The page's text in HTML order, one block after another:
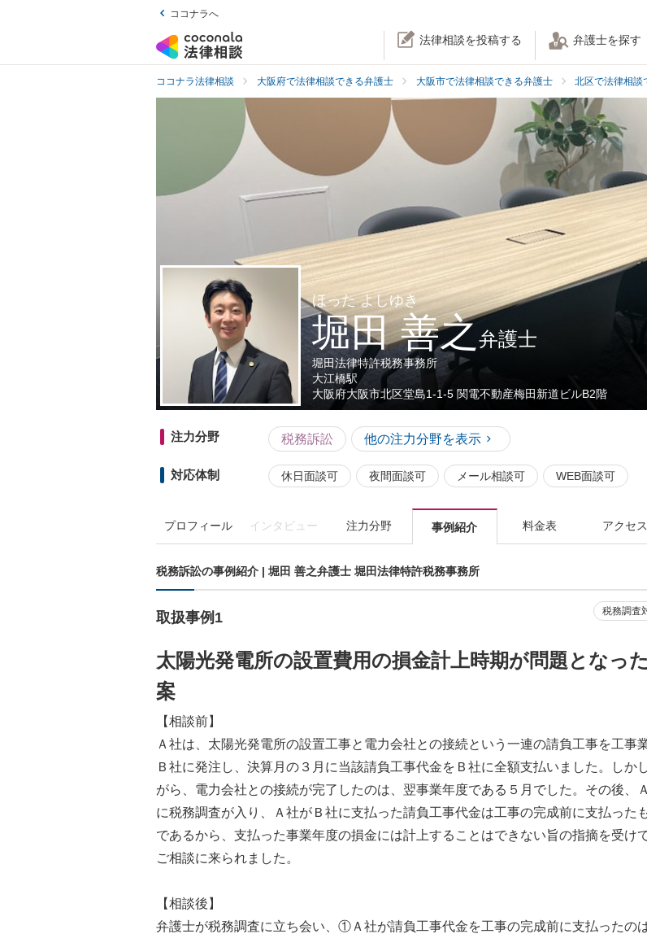
ココナラへ
法律相談を投稿する 弁護士を探す
ココナラ法律相談 大阪府で法律相談できる弁護士 大阪市で法律相談できる弁護士 北区で法律相談
ほった よしゆき
堀田 善之弁護士
堀田法律特許税務事務所
大江橋駅
大阪府大阪市北区堂島1-1-5 関電不動産梅田新道ビルB2階
注力分野 税務訴訟 他の注力分野を表示
対応体制 休日面談可 夜間面談可 メール相談可 WEB面談可
プロフィール インタビュー 注力分野 事例紹介 料金表 アクセス
税務訴訟の事例紹介 | 堀田 善之弁護士 堀田法律特許税務事務所
取扱事例1 税務調査
太陽光発電所の設置費用の損金計上時期が問題となっ
案
【相談前】
Ａ社は、太陽光発電所の設置工事と電力会社との接続という一連の請負工事を工事
Ｂ社に発注し、決算月の３月に当該請負工事代金をＢ社に全額支払いました。しか
がら、電力会社との接続が完了したのは、翌事業年度である５月でした。その後、
に税務調査が入り、Ａ社がＢ社に支払った請負工事代金は工事の完成前に支払った
であるから、支払った事業年度の損金には計上することはできない旨の指摘を受けて
ご相談に来られました。
【相談後】
弁護士が税務調査に立ち会い、①Ａ社が請負工事代金を工事の完成前に支払ったのは